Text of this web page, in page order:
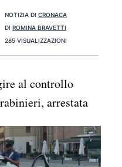
NOTIZIA DI CRONACA
DI ROMINA BRAVETTI
285 VISUALIZZAZIONI
al controllo
arrestata